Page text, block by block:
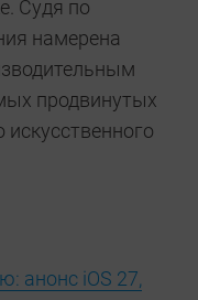
Судя по
намерена
продвинутых
анонс iOS 27,